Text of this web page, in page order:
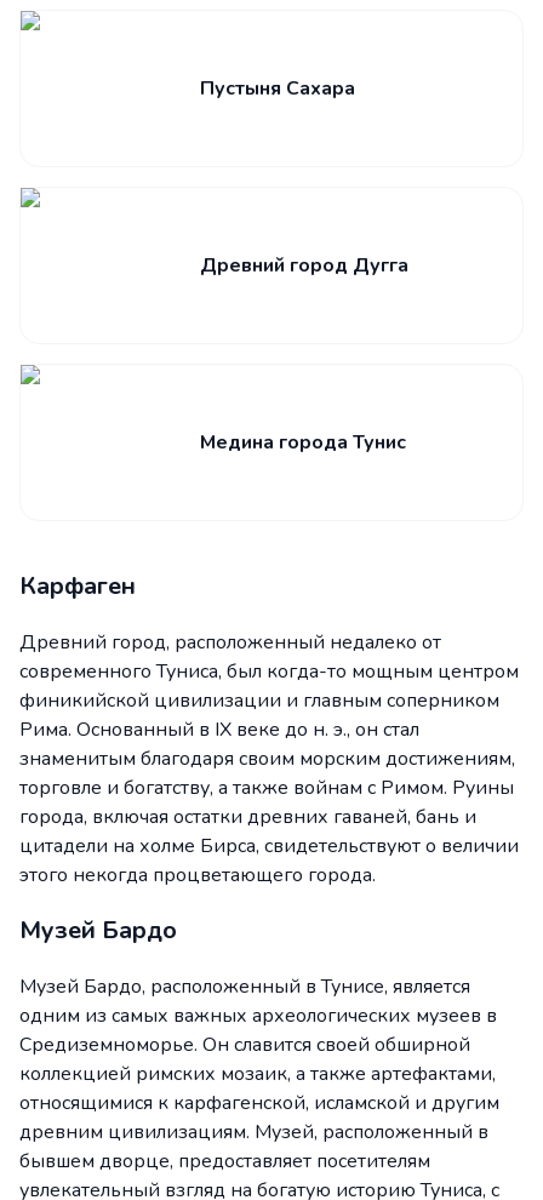
Пустыня Сахара
Древний город Дугга
Медина города Тунис
Карфаген
Древний город, расположенный недалеко от
современного Туниса, был когда-то мощным центром
финикийской цивилизации и главным соперником
Рима. Основанный в IX веке до н. э., он стал
знаменитым благодаря своим морским достижениям,
торговле и богатству, а также войнам с Римом. Руины
города, включая остатки древних гаваней, бань и
цитадели на холме Бирса, свидетельствуют о величии
этого некогда процветающего города.
Музей Бардо
Музей Бардо, расположенный в Тунисе, является
одним из самых важных археологических музеев в
Средиземноморье. Он славится своей обширной
коллекцией римских мозаик, а также артефактами,
относящимися к карфагенской, исламской и другим
древним цивилизациям. Музей, расположенный в
бывшем дворце, предоставляет посетителям
увлекательный взгляд на богатую историю Туниса, с